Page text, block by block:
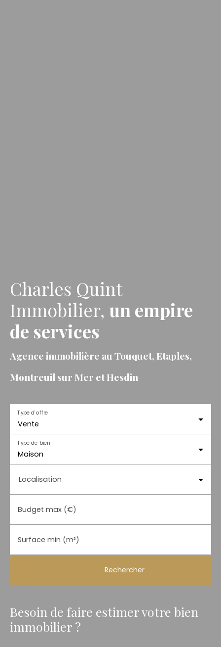
Charles Quint
Immobilier, un empire
de services
Agence immobilière au Touquet, Etaples,
Montreuil sur Mer et Hesdin
Vente
Type d'offre
Maison
Type de bien
Localisation
Budget max (€)
Surface min (m²)
Rechercher
Besoin de faire estimer votre bien
immobilier ?